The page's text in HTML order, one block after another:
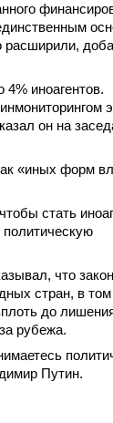
расширили,
иноагентов.
он на
«иных форм
стать
политическую
что
стран, в
до
рубежа.
Путин.